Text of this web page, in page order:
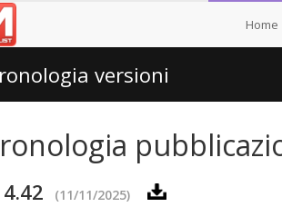
Home
versioni
4.42 (11/11/2025)